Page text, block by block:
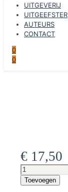
UITGEVERIJ
UITGEEFSTER
AUTEURS
CONTACT
0
0
€ 17,50
Bureau
Druiventak
en
Toevoegen